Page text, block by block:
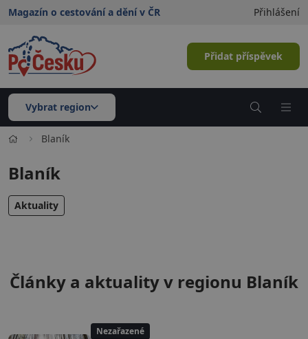
Magazín o cestování a dění v ČR Přihlášení
Přidat příspěvek
Vybrat region
Blaník
Blaník
Aktuality
Články a aktuality v regionu Blaník
Nezařazené